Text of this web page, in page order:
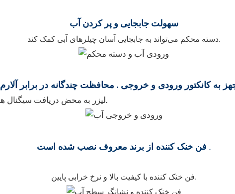
سهولت جابجایی و پر کردن آب
دسته محکم می‌تواند به جابجایی آسان چیلرهای آبی کمک کند.
به کانکتور ورودی و خروجی . محافظت چندگانه در برابر آلارم
لیزر به محض دریافت سیگنال هشدار از چیلر آب برای اهداف حفاظتی، متوقف خواهد شد.
فن خنک کننده از برند معروف نصب شده است .
فن خنک کننده با کیفیت بالا و نرخ خرابی پایین.